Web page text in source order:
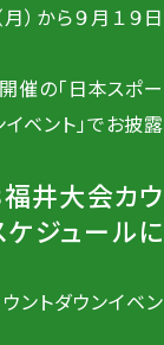
）から９月１９日
催の「日本スポー
ベント」でお披露
福井大会カウ
ジュールに
ントダウンイベン